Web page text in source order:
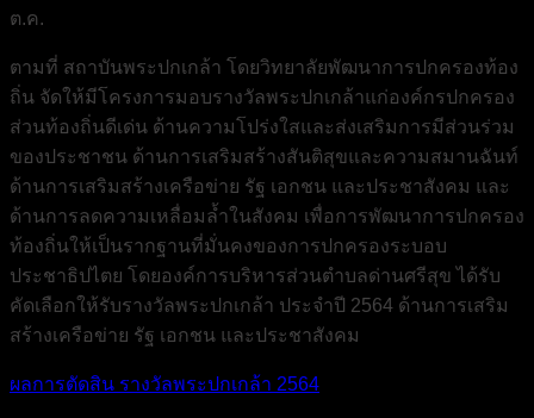
ต.ค.
ตามที่ สถาบันพระปกเกล้า โดยวิทยาลัยพัฒนาการปกครองท้อง
ถิ่น จัดให้มีโครงการมอบรางวัลพระปกเกล้าแก่องค์กรปกครอง
ส่วนท้องถิ่นดีเด่น ด้านความโปร่งใสและส่งเสริมการมีส่วนร่วม
ของประชาชน ด้านการเสริมสร้างสันติสุขและความสมานฉันท์
ด้านการเสริมสร้างเครือข่าย รัฐ เอกชน และประชาสังคม และ
ด้านการลดความเหลื่อมล้ำในสังคม เพื่อการพัฒนาการปกครอง
ท้องถิ่นให้เป็นรากฐานที่มั่นคงของการปกครองระบอบ
ประชาธิปไตย โดยองค์การบริหารส่วนตำบลด่านศรีสุข ได้รับ
คัดเลือกให้รับรางวัลพระปกเกล้า ประจำปี 2564 ด้านการเสริม
สร้างเครือข่าย รัฐ เอกชน และประชาสังคม
ผลการตัดสิน รางวัลพระปกเกล้า 2564